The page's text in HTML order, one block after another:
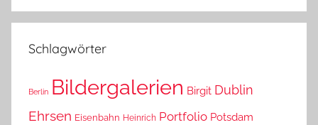
das?
Schlagwörter
Berlin Bildergalerien Birgit Dublin
Ehrsen Eisenbahn Heinrich Portfolio Potsdam